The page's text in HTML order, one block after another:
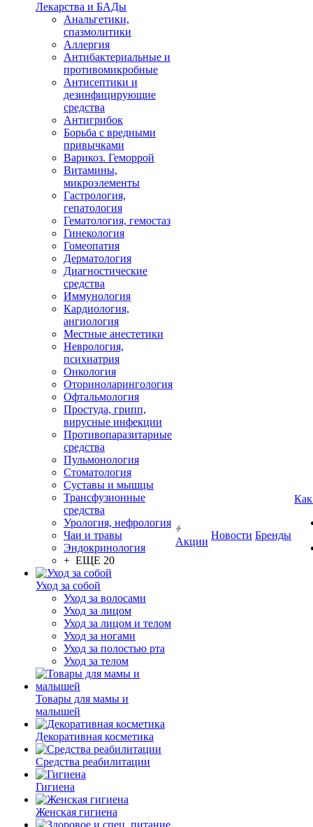
Лекарства и БАДы
Анальгетики,
спазмолитики
Аллергия
Антибактериальные и
противомикробные
Антисептики и
дезинфицирующие
средства
Антигрибок
Борьба с вредными
привычками
Варикоз. Геморрой
Витамины,
микроэлементы
Гастрология,
гепатология
Гематология, гемостаз
Гинекология
Гомеопатия
Дерматология
Диагностические
средства
Иммунология
Кардиология,
ангиология
Местные анестетики
Неврология,
психиатрия
Онкология
Оториноларингология
Офтальмология
Простуда, грипп,
вирусные инфекции
Противопаразитарные
средства
Пульмонология
Стоматология
Суставы и мышцы
Трансфузионные
средства
Урология, нефрология
Чаи и травы
Эндокринология
+ ЕЩЕ 20
Уход за собой
Уход за волосами
Уход за лицом
Уход за лицом и телом
Уход за ногами
Уход за полостью рта
Уход за телом
Товары для мамы и
малышей
Декоративная косметика
Средства реабилитации
Гигиена
Женская гигиена
Акции
Новости Бренды